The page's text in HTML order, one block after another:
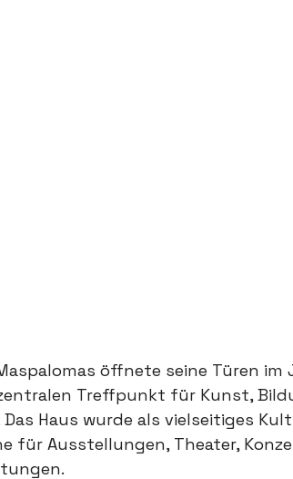
öffnete seine Türen im
Treffpunkt für Kunst,
Das Haus wurde als vielseitiges
für Ausstellungen, Theater,